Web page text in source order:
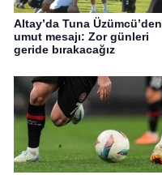
Altay’da Tuna Üzümcü’den
umut mesajı: Zor günleri
geride bırakacağız